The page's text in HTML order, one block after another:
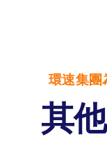
環速集團
其